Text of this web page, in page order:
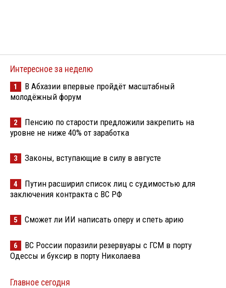
Интересное за неделю
1
В Абхазии впервые пройдёт масштабный
молодёжный форум
2
Пенсию по старости предложили закрепить на
уровне не ниже 40% от заработка
3 Законы, вступающие в силу в августе
4
Путин расширил список лиц с судимостью для
заключения контракта с ВС РФ
5 Сможет ли ИИ написать оперу и спеть арию
6
ВС России поразили резервуары с ГСМ в порту
Одессы и буксир в порту Николаева
Главное сегодня